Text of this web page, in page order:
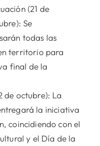
(21 de
Se
todas las
territorio para
final de la
de octubre): La
la iniciativa
coincidiendo con el
y el Día de la